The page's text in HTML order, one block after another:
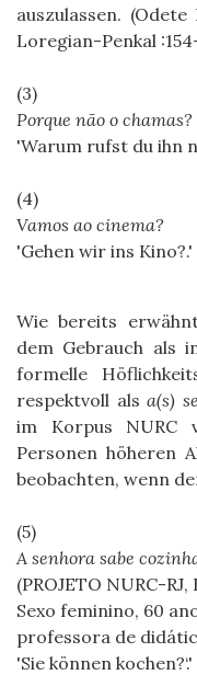
auszulassen.
Loregian-Penkal
Porque não o chamas?
Warum rufst du ihn
Vamos ao cinema?
Gehen wir ins Kino?.
Wie bereits
dem Gebrauch als
formelle
respektvoll als a(s)
im Korpus NURC
Personen höheren
beobachten, wenn
A senhora sabe
(PROJETO NURC-
Sexo feminino, 60
professora de
Sie können kochen?‘.